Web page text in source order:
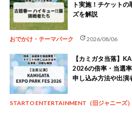
ト実施！チケット
ズを解説
おでかけ・テーマパーク update2026/08/06
【カミガタ当落】
2026の倍率・当選
申し込み方法や出演
STARTO ENTERTAINMENT（旧ジャニーズ）